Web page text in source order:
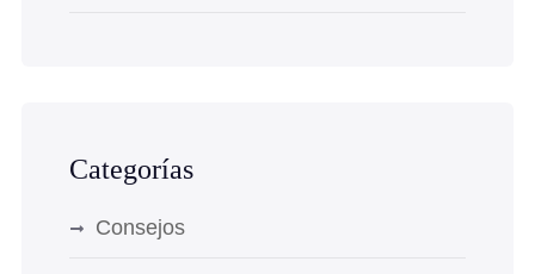
Categorías
Consejos